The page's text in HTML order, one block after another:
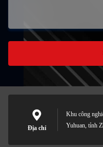
Địa chỉ
Khu công
Yuhuan, tỉnh